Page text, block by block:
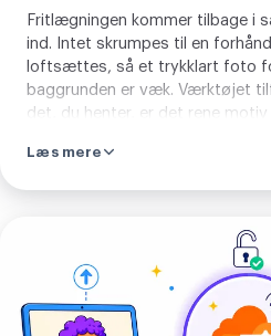
Fritlægningen kommer tilbage i
ind. Intet skrumpes til en
loftsættes, så et trykklart foto
baggrunden er væk. Værktøjet
det, du henter, er det rene
Læs mere
baggrund